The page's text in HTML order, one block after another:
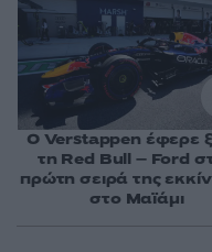
Ο Verstappen έφερε
τη Red Bull – Ford
πρώτη σειρά της
στο Μαϊάμι